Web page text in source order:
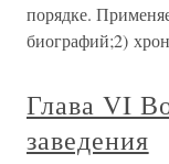
порядке.
биографий;2)
Глава VI
заведения